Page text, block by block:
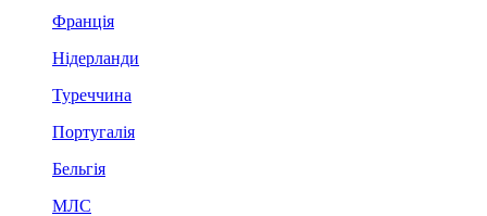
Франція
Нідерланди
Туреччина
Португалія
Бельгія
МЛС